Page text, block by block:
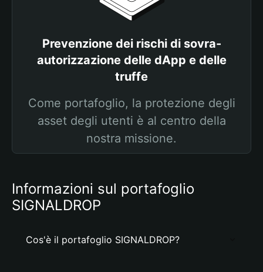
Prevenzione dei rischi di sovra-
autorizzazione delle dApp e delle
truffe
Come portafoglio, la protezione degli
asset degli utenti è al centro della
nostra missione.
Informazioni sul portafoglio
SIGNALDROP
Cos'è il portafoglio SIGNALDROP?